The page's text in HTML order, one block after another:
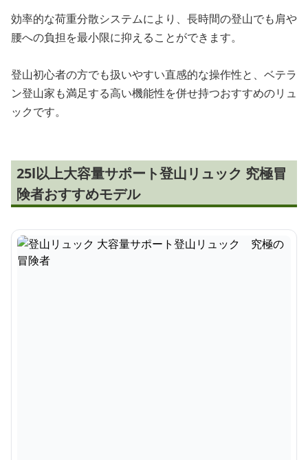
効率的な荷重分散システムにより、長時間の登山でも肩や
腰への負担を最小限に抑えることができます。
登山初心者の方でも扱いやすい直感的な操作性と、ベテラ
ン登山家も満足する高い機能性を併せ持つおすすめのリュ
ックです。
25l以上大容量サポート登山リュック 究極冒
険者おすすめモデル